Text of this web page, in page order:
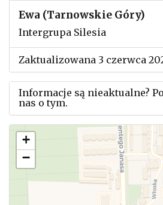
Ewa (Tarnowskie Góry)
Intergrupa Silesia
Zaktualizowana 3 czerwca
Informacje są nieaktualne?
nas o tym.
Użyj tego formularza aby
zmianach w powyższym
+
−